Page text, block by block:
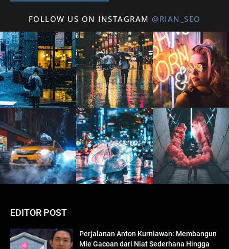
FOLLOW US ON INSTAGRAM @RIAN_SEO
EDITOR POST
Perjalanan Anton Kurniawan: Membangun
Mie Gacoan dari Niat Sederhana Hingga